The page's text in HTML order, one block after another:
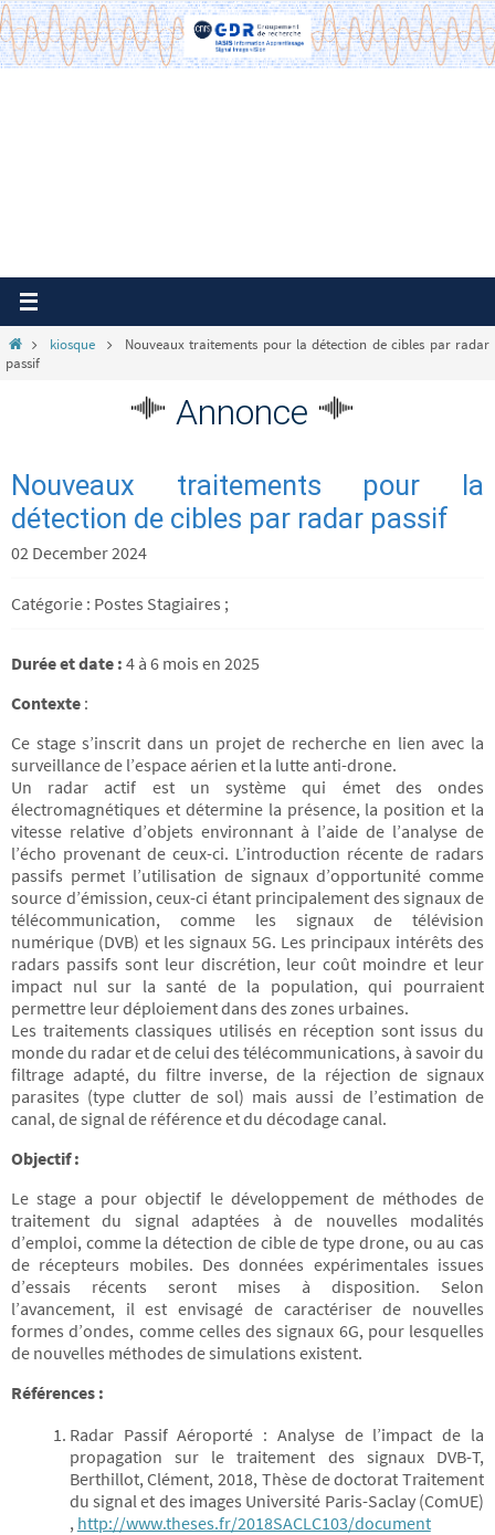
Passer
vers
le
Homekiosque
Nouveaux traitements pour la détection de cibles par radar
passif
Annonce
Nouveaux traitements pour la
détection de cibles par radar passif
02 December 2024
Catégorie : Postes Stagiaires ;
Durée et date : 4 à 6 mois en 2025
Contexte :
Ce stage s’inscrit dans un projet de recherche en lien avec la
surveillance de l’espace aérien et la lutte anti-drone.
Un radar actif est un système qui émet des ondes
électromagnétiques et détermine la présence, la position et la
vitesse relative d’objets environnant à l’aide de l’analyse de
l’écho provenant de ceux-ci. L’introduction récente de radars
passifs permet l’utilisation de signaux d’opportunité comme
source d’émission, ceux-ci étant principalement des signaux de
télécommunication, comme les signaux de télévision
numérique (DVB) et les signaux 5G. Les principaux intérêts des
radars passifs sont leur discrétion, leur coût moindre et leur
impact nul sur la santé de la population, qui pourraient
permettre leur déploiement dans des zones urbaines.
Les traitements classiques utilisés en réception sont issus du
monde du radar et de celui des télécommunications, à savoir du
filtrage adapté, du filtre inverse, de la réjection de signaux
parasites (type clutter de sol) mais aussi de l’estimation de
canal, de signal de référence et du décodage canal.
Objectif :
Le stage a pour objectif le développement de méthodes de
traitement du signal adaptées à de nouvelles modalités
d’emploi, comme la détection de cible de type drone, ou au cas
de récepteurs mobiles. Des données expérimentales issues
d’essais récents seront mises à disposition. Selon
l’avancement, il est envisagé de caractériser de nouvelles
formes d’ondes, comme celles des signaux 6G, pour lesquelles
de nouvelles méthodes de simulations existent.
Références :
Radar Passif Aéroporté : Analyse de l’impact de la
propagation sur le traitement des signaux DVB-T,
Berthillot, Clément, 2018, Thèse de doctorat Traitement
du signal et des images Université Paris-Saclay (ComUE)
, http://www.theses.fr/2018SACLC103/document